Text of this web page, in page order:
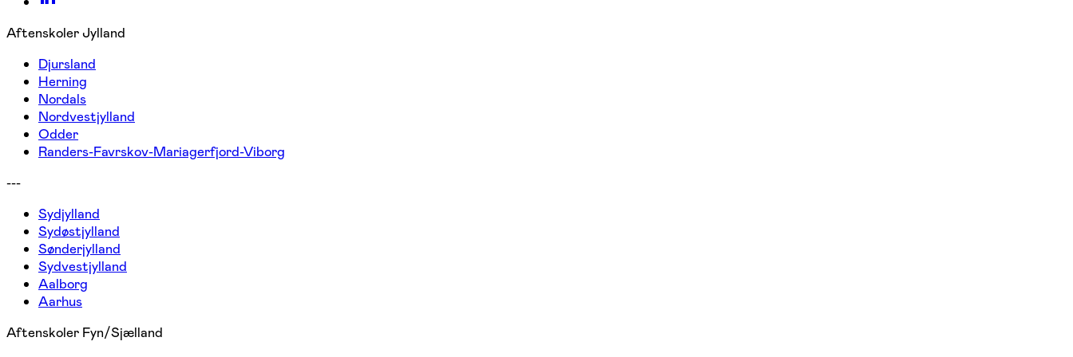
Aftenskoler Jylland
Djursland
Herning
Nordals
Nordvestjylland
Odder
Randers-Favrskov-Mariagerfjord-Viborg
---
Sydjylland
Sydøstjylland
Sønderjylland
Sydvestjylland
Aalborg
Aarhus
Aftenskoler Fyn/Sjælland